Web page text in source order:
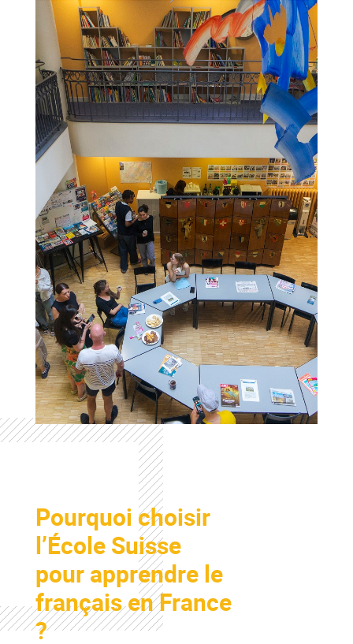
Colonne
Colonne
Pourquoi choisir
l’École Suisse
pour apprendre le
français en France
?